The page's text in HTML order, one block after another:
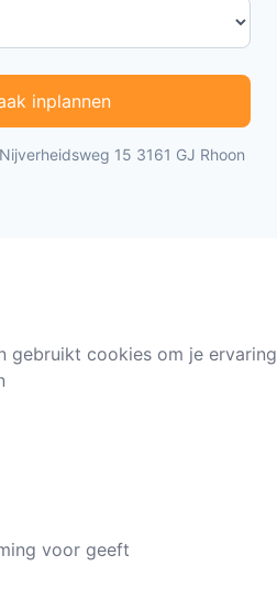
inplannen
15 3161 GJ Rhoon
gebruikt cookies om je ervaring
voor geeft